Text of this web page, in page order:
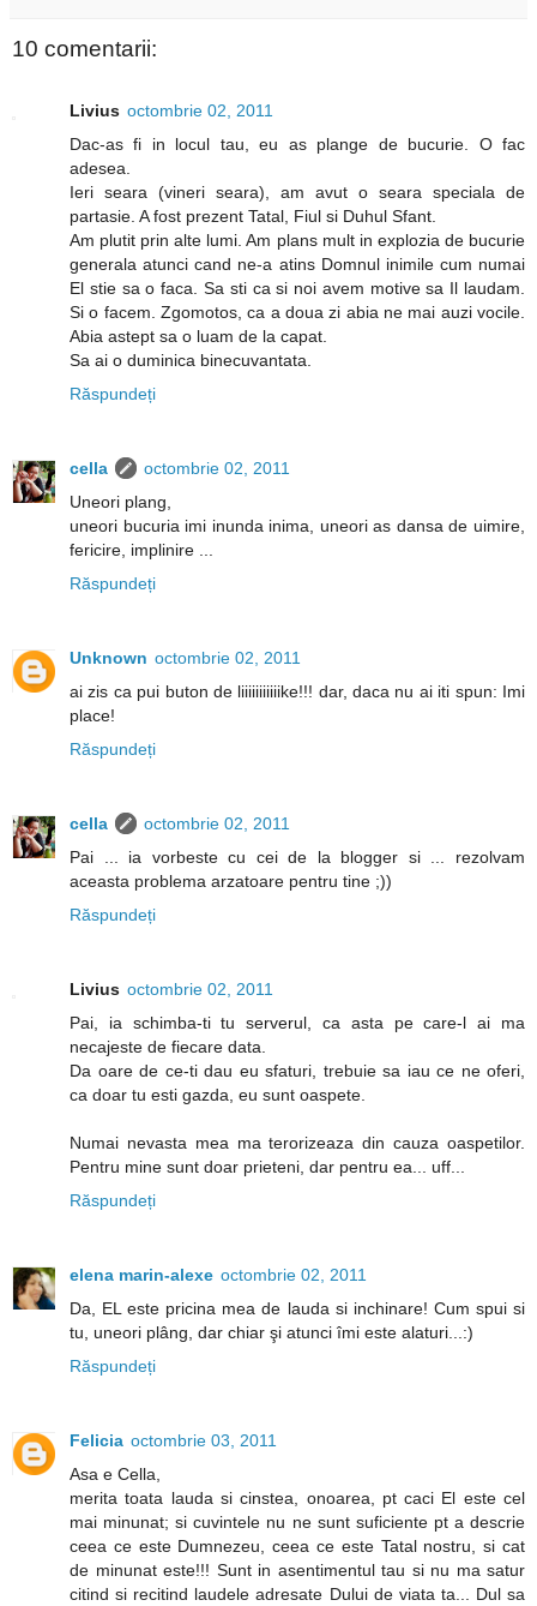
10 comentarii:
Livius octombrie 02, 2011
Dac-as fi in locul tau, eu as plange de bucurie. O fac
adesea.
Ieri seara (vineri seara), am avut o seara speciala de
partasie. A fost prezent Tatal, Fiul si Duhul Sfant.
Am plutit prin alte lumi. Am plans mult in explozia de bucurie
generala atunci cand ne-a atins Domnul inimile cum numai
El stie sa o faca. Sa sti ca si noi avem motive sa Il laudam.
Si o facem. Zgomotos, ca a doua zi abia ne mai auzi vocile.
Abia astept sa o luam de la capat.
Sa ai o duminica binecuvantata.
Răspundeți
cella
octombrie 02, 2011
Uneori plang,
uneori bucuria imi inunda inima, uneori as dansa de uimire,
fericire, implinire ...
Răspundeți
Unknown octombrie 02, 2011
ai zis ca pui buton de liiiiiiiiiiike!!! dar, daca nu ai iti spun: Imi
place!
Răspundeți
cella
octombrie 02, 2011
Pai ... ia vorbeste cu cei de la blogger si ... rezolvam
aceasta problema arzatoare pentru tine ;))
Răspundeți
Livius octombrie 02, 2011
Pai, ia schimba-ti tu serverul, ca asta pe care-l ai ma
necajeste de fiecare data.
Da oare de ce-ti dau eu sfaturi, trebuie sa iau ce ne oferi,
ca doar tu esti gazda, eu sunt oaspete.
Numai nevasta mea ma terorizeaza din cauza oaspetilor.
Pentru mine sunt doar prieteni, dar pentru ea... uff...
Răspundeți
elena marin-alexe octombrie 02, 2011
Da, EL este pricina mea de lauda si inchinare! Cum spui si
tu, uneori plâng, dar chiar şi atunci îmi este alaturi...:)
Răspundeți
Felicia octombrie 03, 2011
Asa e Cella,
merita toata lauda si cinstea, onoarea, pt caci El este cel
mai minunat; si cuvintele nu ne sunt suficiente pt a descrie
ceea ce este Dumnezeu, ceea ce este Tatal nostru, si cat
de minunat este!!! Sunt in asentimentul tau si nu ma satur
citind si recitind laudele adresate Dului de viata ta... Dul sa